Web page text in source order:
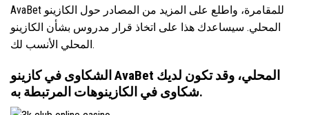
AvaBet للمقامرة، واطلع على المزيد من المصادر حول الكازينو
المحلي. سيساعدك هذا على اتخاذ قرار مدروس بشأن الكازينو
المحلي الأنسب لك.
الشكاوى في كازينو AvaBet المحلي، وقد تكون لديك
شكاوى في الكازينوهات المرتبطة به.